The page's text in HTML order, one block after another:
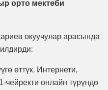
орто мектеби
окуучулар арасында
өттүк. Интернети,
чейректи онлайн түрүндө